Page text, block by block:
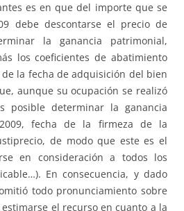
es en que del importe que se
debe descontarse el precio de
la ganancia patrimonial,
los coeficientes de abatimiento
la fecha de adquisición del bien
aunque su ocupación se realizó
posible determinar la ganancia
fecha de la firmeza de la
de modo que este es el
en consideración a todos los
En consecuencia, y dado
todo pronunciamiento sobre
el recurso en cuanto a la